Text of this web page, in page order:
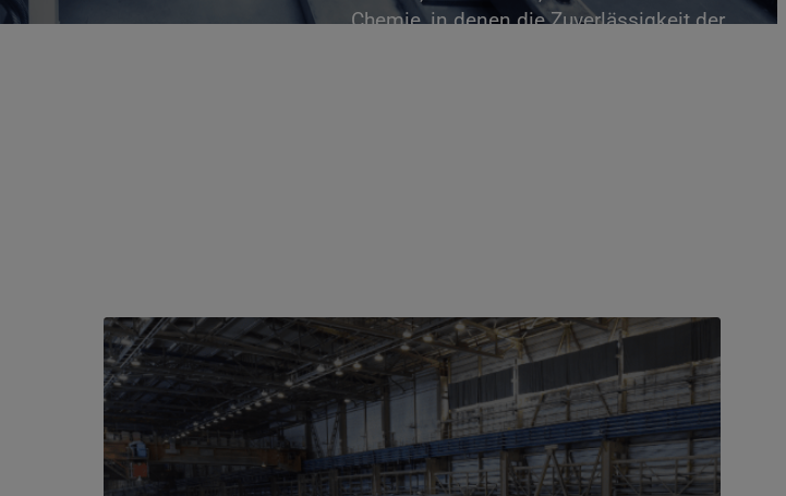
Chemie, in denen die Zuverlässigkeit der